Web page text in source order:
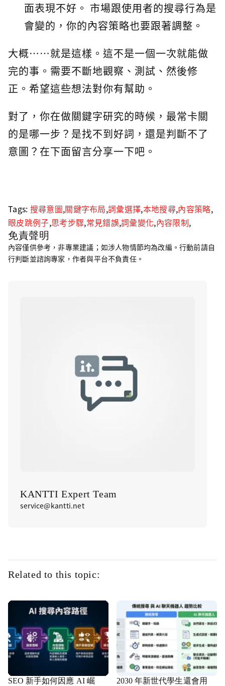
面表現不好。 市場跟使用者的搜尋行為是
會變的，你的內容策略也要跟著調整。
大概⋯⋯就是這樣。這不是一個一次就能做
完的事。需要不斷地觀察、測試、然後修
正。希望這些想法對你有幫助。
對了，你在做關鍵字研究的時候，最常卡關
的是哪一步？是找不到好詞，還是判斷不了
意圖？在下面留言分享一下吧。
Tags: 搜尋意圖,關鍵字布局,詞彙選擇,本地搜尋,內容策略,
眼皮跳例子,思考步驟,常見錯誤,詞彙變化,內容限制,
免責聲明
內容僅供參考，非專業建議；如涉人物情節均為改編。行動前請自
行判斷並諮詢專家，作者與平台不負責任。
KANTTI Expert Team
service@kantti.net
Related to this topic:
SEO 新手如何因應 AI 崛
2030 年新世代學生還會用